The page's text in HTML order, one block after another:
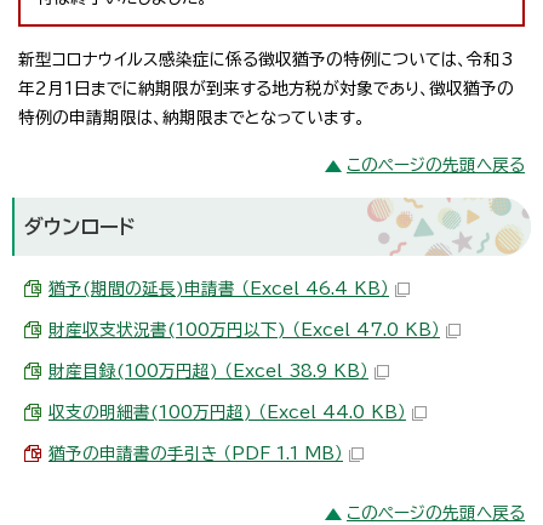
新型コロナウイルス感染症に係る徴収猶予の特例については、令和3
年2月1日までに納期限が到来する地方税が対象であり、徴収猶予の
特例の申請期限は、納期限までとなっています。
このページの先頭へ戻る
ダウンロード
猶予(期間の延長)申請書 （Excel 46.4 KB）
財産収支状況書(100万円以下) （Excel 47.0 KB）
財産目録(100万円超) （Excel 38.9 KB）
収支の明細書(100万円超) （Excel 44.0 KB）
猶予の申請書の手引き （PDF 1.1 MB）
このページの先頭へ戻る